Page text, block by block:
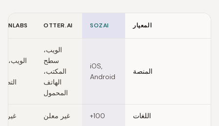
المعيار SOZAI
OTTER.AI
المنصة
iOS,
Android
الويب،
سطح
المكتب،
الهاتف
المحمول
الويب،
اللغات 100+ غير معلن غير